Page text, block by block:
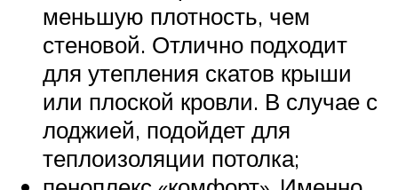
меньшую плотность, чем
стеновой. Отлично подходит
для утепления скатов крыши
или плоской кровли. В случае с
лоджией, подойдет для
теплоизоляции потолка;